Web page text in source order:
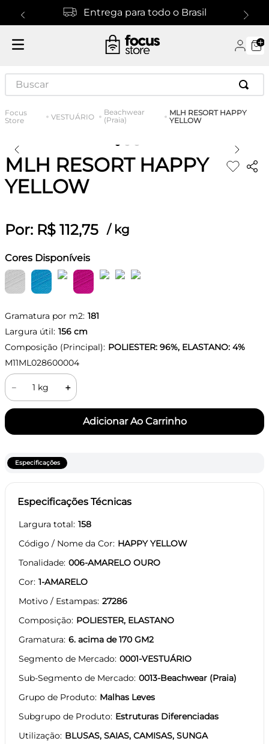
Entrega para todo o Brasil
Buscar
VESTUÁRIO
Beachwear
(Praia)
MLH RESORT HAPPY
YELLOW
MLH RESORT HAPPY
YELLOW
Por: R$ 112,75 / kg
Cores Disponíveis
Gramatura por m2: 181
Largura útil: 156 cm
Composição (Principal): POLIESTER: 96%, ELASTANO: 4%
M11ML028600004
＋
－
Especificações
Especificações Técnicas
Largura total 158
Código / Nome da Cor HAPPY YELLOW
Tonalidade 006-AMARELO OURO
Cor 1-AMARELO
Motivo / Estampas 27286
Composição POLIESTER, ELASTANO
Gramatura 6. acima de 170 GM2
Segmento de Mercado 0001-VESTUÁRIO
Sub-Segmento de Mercado 0013-Beachwear (Praia)
Grupo de Produto Malhas Leves
Subgrupo de Produto Estruturas Diferenciadas
Utilização BLUSAS, SAIAS, CAMISAS, SUNGA